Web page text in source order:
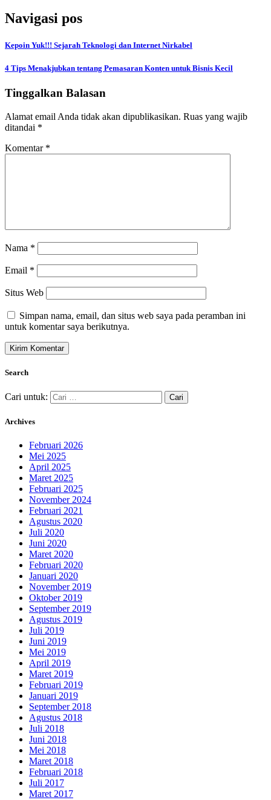
Navigasi pos
Kepoin Yuk!!! Sejarah Teknologi dan Internet Nirkabel
4 Tips Menakjubkan tentang Pemasaran Konten untuk Bisnis Kecil
Tinggalkan Balasan
Alamat email Anda tidak akan dipublikasikan. Ruas yang wajib
ditandai *
Komentar *
Nama *
Email *
Situs Web
Simpan nama, email, dan situs web saya pada peramban ini
untuk komentar saya berikutnya.
Search
Cari untuk:
Archives
Februari 2026
Mei 2025
April 2025
Maret 2025
Februari 2025
November 2024
Februari 2021
Agustus 2020
Juli 2020
Juni 2020
Maret 2020
Februari 2020
Januari 2020
November 2019
Oktober 2019
September 2019
Agustus 2019
Juli 2019
Juni 2019
Mei 2019
April 2019
Maret 2019
Februari 2019
Januari 2019
September 2018
Agustus 2018
Juli 2018
Juni 2018
Mei 2018
Maret 2018
Februari 2018
Juli 2017
Maret 2017